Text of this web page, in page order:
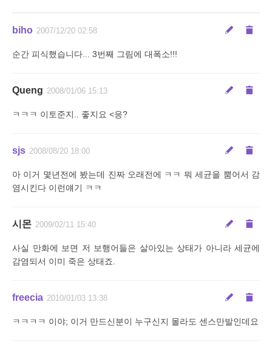
biho 2007/12/20 02:58
순간 피식했습니다... 3번째 그림에 대폭소!!!
Queng 2008/01/06 15:13
ㅋㅋㅋ 이토준지.. 좋지요 <응?
sjs 2008/08/20 18:00
아 이거 몇년전에 봤는데 진짜 오래전에 ㅋㅋ 뭐 세균을 뿜어서 감
염시킨다 이런얘기 ㅋㅋ
시몬 2009/02/11 15:40
사실 만화에 보면 저 보행어들은 살아있는 상태가 아니라 세균에
감염되서 이미 죽은 상태죠.
freecia 2010/01/03 13:38
ㅋㅋㅋㅋ 이야; 이거 만드신분이 누구신지 몰라도 센스만발인데요